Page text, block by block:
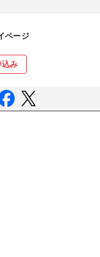
ページ
込み